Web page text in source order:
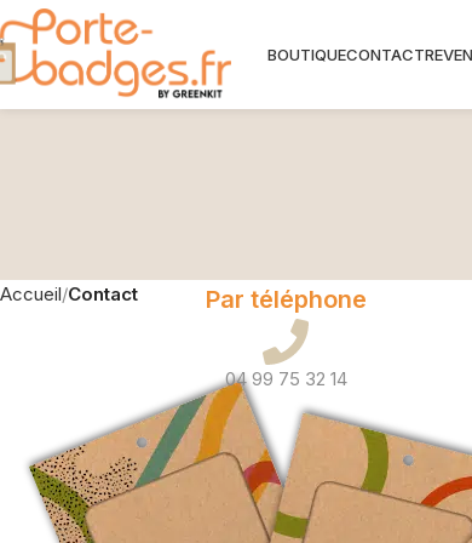
BOUTIQUECONTACT
Accueil Contact Par téléphone
04 99 75 32 14